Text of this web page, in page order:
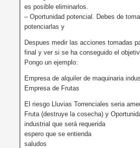
es posible eliminarlos.
– Oportunidad potencial. Debes de
potenciarlas y
Despues medir las acciones tomadas
final y ver si se ha conseguido el
Pongo un ejemplo:
Empresa de alquiler de maquinaria
Empresa de Frutas
El riesgo Lluvias Torrenciales seria
Fruta (destruye la cosecha) y
industrial que será requerida
espero que se entienda
saludos